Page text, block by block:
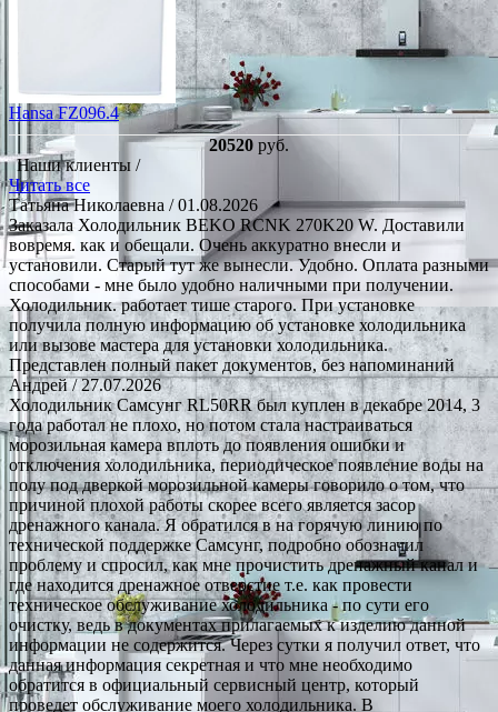
Hansa FZ096.4
20520 руб.
Наши клиенты /
Читать все
Татьяна Николаевна / 01.08.2026
Заказала Холодильник BEKO RCNK 270K20 W. Доставили
вовремя. как и обещали. Очень аккуратно внесли и
установили. Старый тут же вынесли. Удобно. Оплата разными
способами - мне было удобно наличными при получении.
Холодильник. работает тише старого. При установке
получила полную информацию об установке холодильника
или вызове мастера для установки холодильника.
Представлен полный пакет документов, без напоминаний
Андрей/ 27.07.2026
Холодильник Самсунг RL50RR был куплен в декабре 2014, 3
года работал не плохо, но потом стала настраиваться
морозильная камера вплоть до появления ошибки и
отключения холодильника, периодическое появление воды на
полу под дверкой морозильной камеры говорило о том, что
причиной плохой работы скорее всего является засор
дренажного канала. Я обратился в на горячую линию по
технической поддержке Самсунг, подробно обозначил
проблему и спросил, как мне прочистить дренажный канал и
где находится дренажное отверстие т.е. как провести
техническое обслуживание холодильника - по сути его
очистку, ведь в документах прилагаемых к изделию данной
информации не содержится. Через сутки я получил ответ, что
данная информация секретная и что мне необходимо
обратится в официальный сервисный центр, который
проведет обслуживание моего холодильника. В